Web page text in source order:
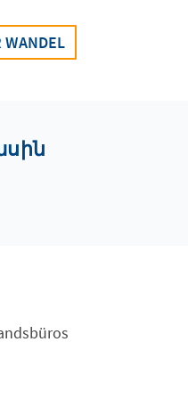
WANDEL